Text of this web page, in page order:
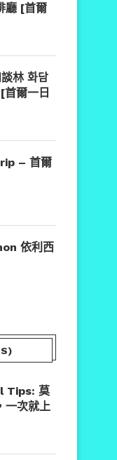
廳 [首爾
林 화담
爾一日
– 首爾
依利西
Tips: 莫
一次就上